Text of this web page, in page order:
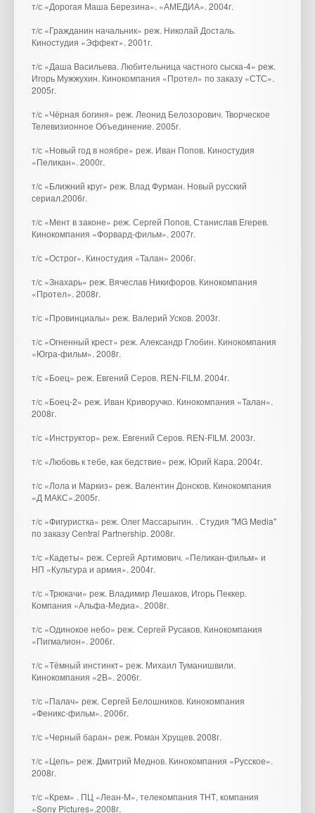
т/с «Дорогая Маша Березина». «АМЕДИА». 2004г.
т/с «Гражданин начальник» реж. Николай Досталь.
Киностудия «Эффект». 2001г.
т/с «Даша Васильева. Любительница частного сыска-4» реж.
Игорь Мужжухин. Кинокомпания «Протел» по заказу «СТС».
2005г.
т/с «Чёрная богиня» реж. Леонид Белозорович. Творческое
Телевизионное Объединение. 2005г.
т/с «Новый год в ноябре» реж. Иван Попов. Киностудия
«Пеликан». 2000г.
т/с «Ближний круг» реж. Влад Фурман. Новый русский
сериал.2006г.
т/с «Мент в законе» реж. Сергей Попов, Станислав Егерев.
Кинокомпания «Форвард-фильм». 2007г.
т/с «Острог». Киностудия «Талан» 2006г.
т/с «Знахарь» реж. Вячеслав Никифоров. Кинокомпания
«Протел». 2008г.
т/с «Провинциалы» реж. Валерий Усков. 2003г.
т/с «Огненный крест» реж. Александр Глобин. Кинокомпания
«Югра-фильм». 2008г.
т/с «Боец» реж. Евгений Серов. REN-FILM. 2004г.
т/с «Боец-2» реж. Иван Криворучко. Кинокомпания «Талан».
2008г.
т/с «Инструктор» реж. Евгений Серов. REN-FILM. 2003г.
т/с «Любовь к тебе, как бедствие» реж. Юрий Кара. 2004г.
т/с «Лола и Маркиз» реж. Валентин Донсков. Кинокомпания
«Д МАКС».2005г.
т/с «Фигуристка» реж. Олег Массарыгин. . Студия "MG Media"
по заказу Central Partnership. 2008г.
т/с «Кадеты» реж. Сергей Артимович. «Пеликан-фильм» и
НП «Культура и армия». 2004г.
т/с «Трюкачи» реж. Владимир Лешаков, Игорь Пеккер.
Компания «Альфа-Медиа». 2008г.
т/с «Одинокое небо» реж. Сергей Русаков. Кинокомпания
«Пигмалион». 2006г.
т/с «Тёмный инстинкт» реж. Михаил Туманишвили.
Кинокомпания «2В». 2006г.
т/с «Палач» реж. Сергей Белошников. Кинокомпания
«Феникс-фильм». 2006г.
т/с «Черный баран» реж. Роман Хрущев. 2008г.
т/с «Цепь» реж. Дмитрий Меднов. Кинокомпания «Русское».
2008г.
т/с «Крем» . ПЦ «Леан-М», телекомпания ТНТ, компания
«Sony Pictures».2008г.